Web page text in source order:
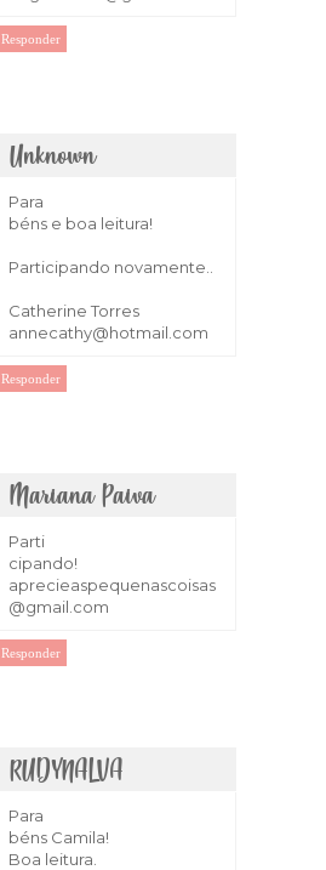
Responder
Unknown
Para
béns e boa leitura!
Participando novamente..
Catherine Torres
annecathy@hotmail.com
Responder
Mariana Paiva
Parti
cipando!
aprecieaspequenascoisas
@gmail.com
Responder
RUDYNALVA
Para
béns Camila!
Boa leitura.